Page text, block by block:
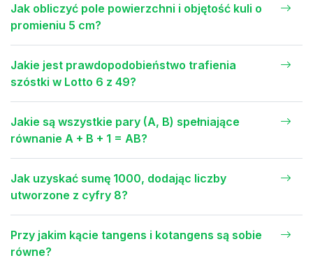
Jak obliczyć pole powierzchni i objętość kuli o
promieniu 5 cm?
Jakie jest prawdopodobieństwo trafienia
szóstki w Lotto 6 z 49?
Jakie są wszystkie pary (A, B) spełniające
równanie A + B + 1 = AB?
Jak uzyskać sumę 1000, dodając liczby
utworzone z cyfry 8?
Przy jakim kącie tangens i kotangens są sobie
równe?